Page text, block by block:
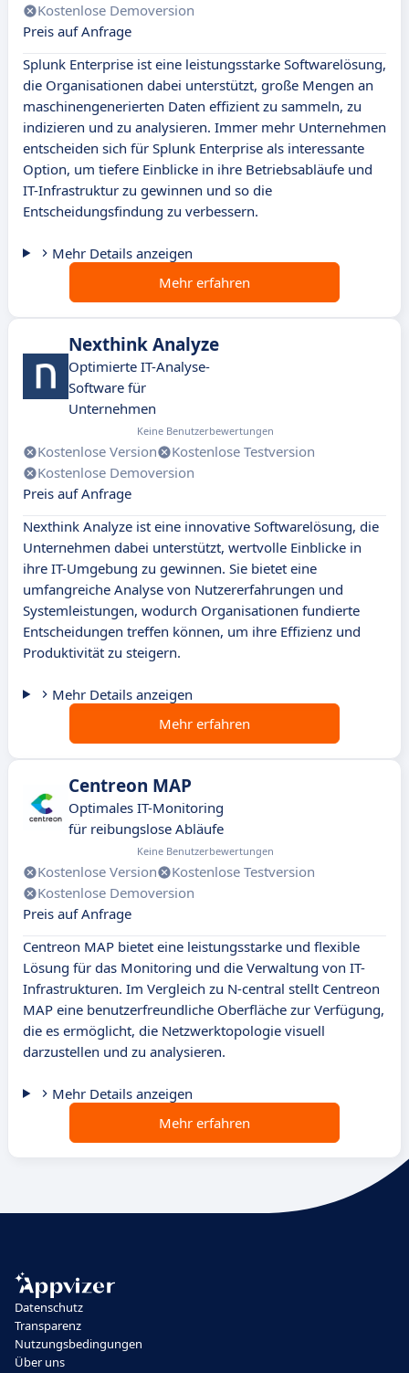
Kostenlose Demoversion
Preis auf Anfrage
Splunk Enterprise ist eine leistungsstarke Softwarelösung,
die Organisationen dabei unterstützt, große Mengen an
maschinengenerierten Daten effizient zu sammeln, zu
indizieren und zu analysieren. Immer mehr Unternehmen
entscheiden sich für Splunk Enterprise als interessante
Option, um tiefere Einblicke in ihre Betriebsabläufe und
IT-Infrastruktur zu gewinnen und so die
Entscheidungsfindung zu verbessern.
Mehr Details anzeigen
Mehr erfahren
Nexthink Analyze
Optimierte IT-Analyse-
Software für
Unternehmen
Keine Benutzerbewertungen
Kostenlose Version
Kostenlose Testversion
Kostenlose Demoversion
Preis auf Anfrage
Nexthink Analyze ist eine innovative Softwarelösung, die
Unternehmen dabei unterstützt, wertvolle Einblicke in
ihre IT-Umgebung zu gewinnen. Sie bietet eine
umfangreiche Analyse von Nutzererfahrungen und
Systemleistungen, wodurch Organisationen fundierte
Entscheidungen treffen können, um ihre Effizienz und
Produktivität zu steigern.
Mehr Details anzeigen
Mehr erfahren
Centreon MAP
Optimales IT-Monitoring
für reibungslose Abläufe
Keine Benutzerbewertungen
Kostenlose Version
Kostenlose Testversion
Kostenlose Demoversion
Preis auf Anfrage
Centreon MAP bietet eine leistungsstarke und flexible
Lösung für das Monitoring und die Verwaltung von IT-
Infrastrukturen. Im Vergleich zu N-central stellt Centreon
MAP eine benutzerfreundliche Oberfläche zur Verfügung,
die es ermöglicht, die Netzwerktopologie visuell
darzustellen und zu analysieren.
Mehr Details anzeigen
Mehr erfahren
Datenschutz
Transparenz
Nutzungsbedingungen
Über uns